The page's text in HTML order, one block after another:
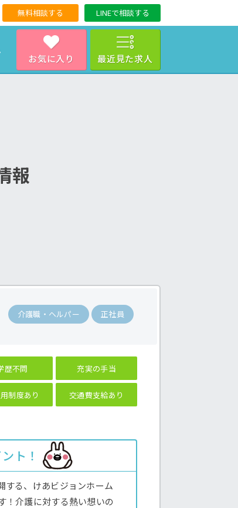
お気に入り 最近見た求人
無料相談する LINEで相談する
報
介護職・ヘルパー 正社員
歴不問 充実の手当
制度あり 交通費支給あり
ト！
する、けあビジョンホーム
！介護に対する熱い想いの